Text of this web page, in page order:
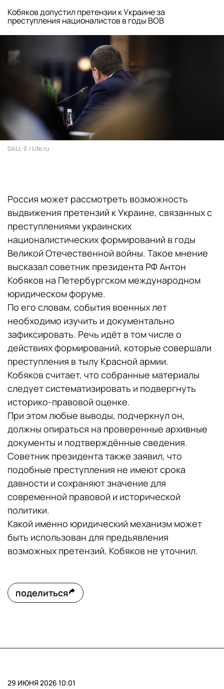
Кобяков допустил претензии к Украине за
преступления националистов в годы ВОВ
DALL-E / Life.ru
Россия может рассмотреть возможность
выдвижения претензий к Украине, связанных с
преступлениями украинских
националистических формирований в годы
Великой Отечественной войны. Такое мнение
высказал советник президента РФ Антон
Кобяков на Петербургском международном
юридическом форуме.
По его словам, события военных лет
необходимо изучить и документально
зафиксировать. Речь идёт в том числе о
действиях формирований, которые совершали
преступления в тылу Красной армии.
Кобяков считает, что собранные материалы
следует систематизировать и подвергнуть
историко-правовой оценке.
При этом любые выводы, подчеркнул он,
должны опираться на проверенные архивные
документы и подтверждённые сведения.
Советник президента также заявил, что
подобные преступления не имеют срока
давности и сохраняют значение для
современной правовой и исторической
политики.
Какой именно юридический механизм может
быть использован для предъявления
возможных претензий, Кобяков не уточнил.
поделиться
29 ИЮНЯ 2026 10:01